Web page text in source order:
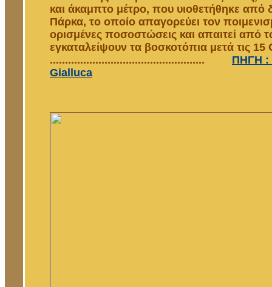
και άκαμπτο μέτρο, που υιοθετήθηκε από
Πάρκα, το οποίο απαγορεύει τον
ορισμένες ποσοστώσεις και απαιτεί από
εγκαταλείψουν τα βοσκοτόπια μετά τις
................................................... ΠΗΓΗ :
Gialluca